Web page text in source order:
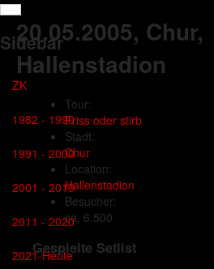
Sidebar
ZK
1982 - 1990
1991 - 2000
2001 - 2010
2011 - 2020
2021-Heute
20.05.2005, Chur,
Hallenstadion
Tour:
Friss oder stirb
Stadt:
Chur
Location:
Hallenstadion
Besucher:
ca. 6.500
Gespielte Setlist